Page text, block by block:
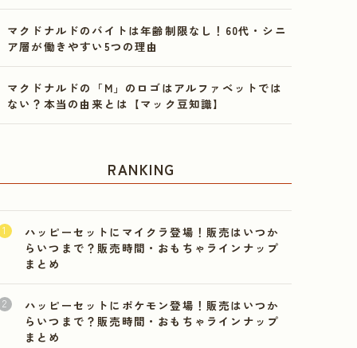
マクドナルドのバイトは年齢制限なし！60代・シニ
ア層が働きやすい5つの理由
マクドナルドの「M」のロゴはアルファベットでは
ない？本当の由来とは【マック豆知識】
RANKING
ハッピーセットにマイクラ登場！販売はいつか
らいつまで？販売時間・おもちゃラインナップ
まとめ
ハッピーセットにポケモン登場！販売はいつか
らいつまで？販売時間・おもちゃラインナップ
まとめ